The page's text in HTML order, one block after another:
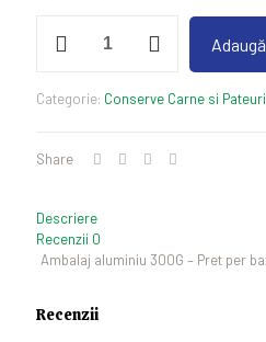
300G
Categorie: Conserve Carne si Pateuri
Share
Descriere
Recenzii 0
Ambalaj aluminiu 300G – Pret per
Recenzii